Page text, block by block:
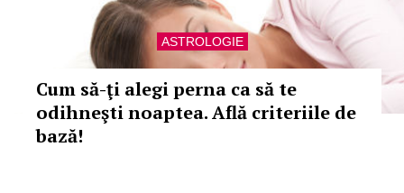
ASTROLOGIE
Cum să-ţi alegi perna ca să te
odihneşti noaptea. Află criteriile de
bază!